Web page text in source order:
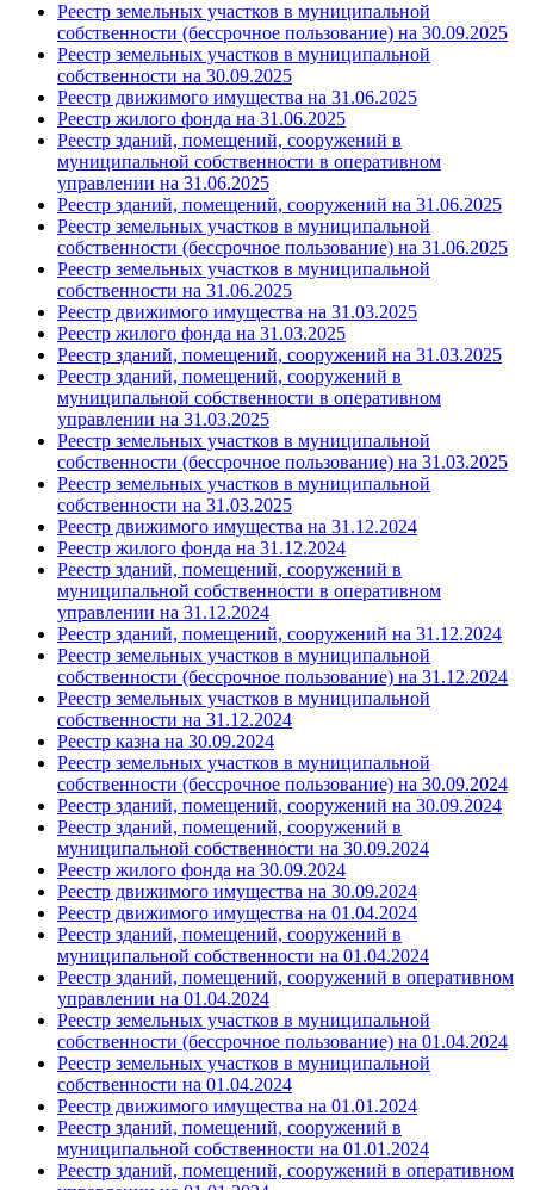
Реестр земельных участков в муниципальной
собственности (бессрочное пользование) на 30.09.2025
Реестр земельных участков в муниципальной
собственности на 30.09.2025
Реестр движимого имущества на 31.06.2025
Реестр жилого фонда на 31.06.2025
Реестр зданий, помещений, сооружений в
муниципальной собственности в оперативном
управлении на 31.06.2025
Реестр зданий, помещений, сооружений на 31.06.2025
Реестр земельных участков в муниципальной
собственности (бессрочное пользование) на 31.06.2025
Реестр земельных участков в муниципальной
собственности на 31.06.2025
Реестр движимого имущества на 31.03.2025
Реестр жилого фонда на 31.03.2025
Реестр зданий, помещений, сооружений на 31.03.2025
Реестр зданий, помещений, сооружений в
муниципальной собственности в оперативном
управлении на 31.03.2025
Реестр земельных участков в муниципальной
собственности (бессрочное пользование) на 31.03.2025
Реестр земельных участков в муниципальной
собственности на 31.03.2025
Реестр движимого имущества на 31.12.2024
Реестр жилого фонда на 31.12.2024
Реестр зданий, помещений, сооружений в
муниципальной собственности в оперативном
управлении на 31.12.2024
Реестр зданий, помещений, сооружений на 31.12.2024
Реестр земельных участков в муниципальной
собственности (бессрочное пользование) на 31.12.2024
Реестр земельных участков в муниципальной
собственности на 31.12.2024
Реестр казна на 30.09.2024
Реестр земельных участков в муниципальной
собственности (бессрочное пользование) на 30.09.2024
Реестр зданий, помещений, сооружений на 30.09.2024
Реестр зданий, помещений, сооружений в
муниципальной собственности на 30.09.2024
Реестр жилого фонда на 30.09.2024
Реестр движимого имущества на 30.09.2024
Реестр движимого имущества на 01.04.2024
Реестр зданий, помещений, сооружений в
муниципальной собственности на 01.04.2024
Реестр зданий, помещений, сооружений в оперативном
управлении на 01.04.2024
Реестр земельных участков в муниципальной
собственности (бессрочное пользование) на 01.04.2024
Реестр земельных участков в муниципальной
собственности на 01.04.2024
Реестр движимого имущества на 01.01.2024
Реестр зданий, помещений, сооружений в
муниципальной собственности на 01.01.2024
Реестр зданий, помещений, сооружений в оперативном